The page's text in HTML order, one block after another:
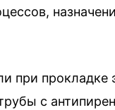
при
с